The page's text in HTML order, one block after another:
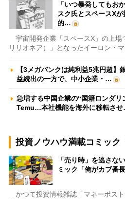
「いつ暴発してもお
スク氏とスペースX
的…
宇宙開発企業「スペースX」の上場
リリオネア）」となったイーロン・
【3メガバンクは純利益5兆円超】
益続出の一方で、中小企業・…
急増する中国企業の“国籍ロンダ
Temu…本社機能を海外に移転さ
投資ノウハウ満載コミック
「売り時」を逃さ
ミック「俺がカブ番
かつて投資情報雑誌「マネーポス